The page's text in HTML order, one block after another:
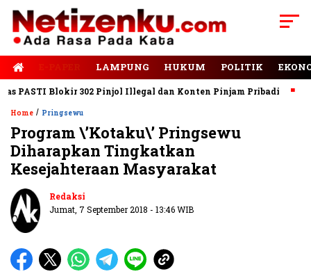
LAMPUNG HUKUM POLITIK
Blokir 302 Pinjol Illegal dan Konten Pinjam Pribadi
Home / Pringsewu
Program \’Kotaku\’ Pringsewu
Diharapkan Tingkatkan
Kesejahteraan Masyarakat
Redaksi
Jumat, 7 September 2018 - 13:46 WIB